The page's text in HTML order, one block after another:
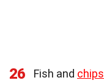
26 Fish and chips